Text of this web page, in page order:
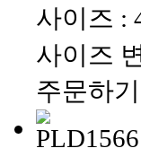
사이즈 :
사이즈
주문하기